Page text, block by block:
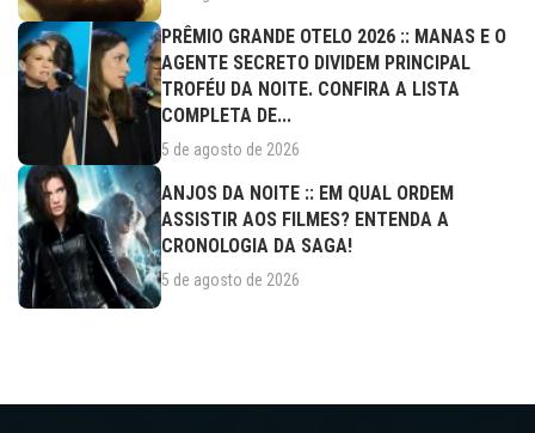
PRÊMIO GRANDE OTELO 2026 :: MANAS E O
AGENTE SECRETO DIVIDEM PRINCIPAL
TROFÉU DA NOITE. CONFIRA A LISTA
COMPLETA DE...
5 de agosto de 2026
ANJOS DA NOITE :: EM QUAL ORDEM
ASSISTIR AOS FILMES? ENTENDA A
CRONOLOGIA DA SAGA!
5 de agosto de 2026